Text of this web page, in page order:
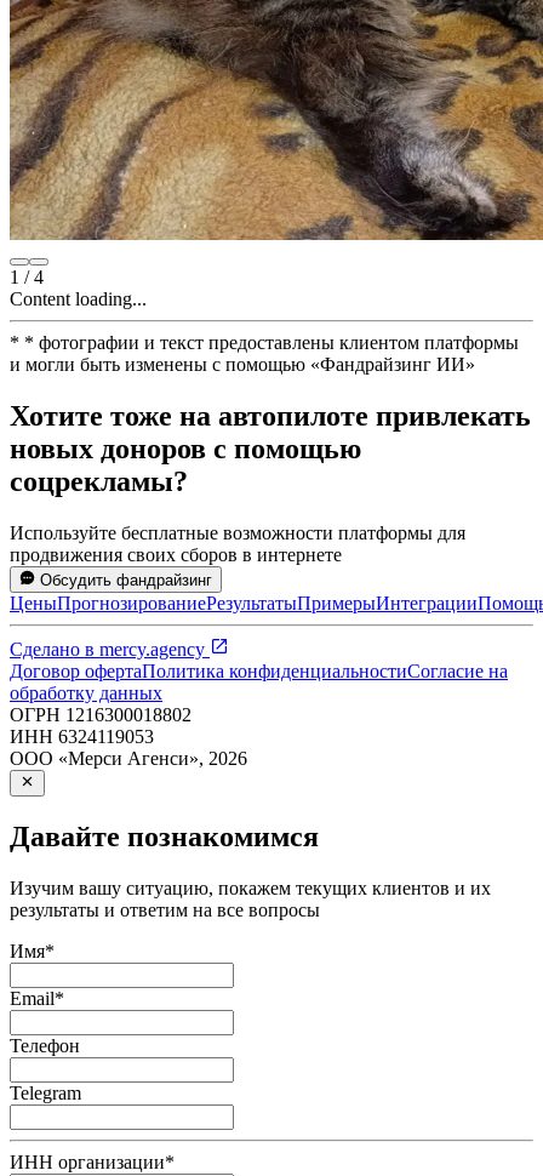
1 /4
Content loading...
* * фотографии и текст предоставлены клиентом платформы
и могли быть изменены с помощью «Фандрайзинг ИИ»
Хотите тоже на автопилоте привлекать
новых доноров с помощью
соцрекламы?
Используйте бесплатные возможности платформы для
продвижения своих сборов в интернете
Обсудить фандрайзинг
ЦеныПрогнозированиеРезультатыПримерыИнтеграции
Сделано в mercy.agency
Договор офертаПолитика конфиденциальностиСогласие на
обработку данных
ОГРН 1216300018802
ИНН 6324119053
ООО «Мерси Агенси», 2026
Давайте познакомимся
Изучим вашу ситуацию, покажем текущих клиентов и их
результаты и ответим на все вопросы
Имя*
Email*
Телефон
Telegram
ИНН организации*